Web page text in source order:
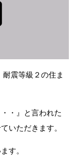
震等級２の住ま
・』と言われた
いただきます。
す。